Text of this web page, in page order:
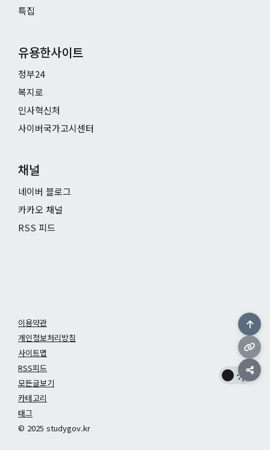
특집
유용한사이트
정부24
복지로
인사혁신처
사이버국가고시센터
채널
네이버 블로그
카카오 채널
RSS 피드
이용약관
개인정보처리방침
사이트맵
RSS피드
모든글보기
카테고리
태그
© 2025 studygov.kr